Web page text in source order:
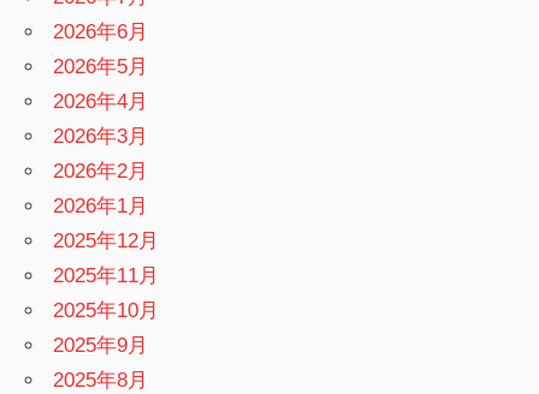
2026年6月
2026年5月
2026年4月
2026年3月
2026年2月
2026年1月
2025年12月
2025年11月
2025年10月
2025年9月
2025年8月